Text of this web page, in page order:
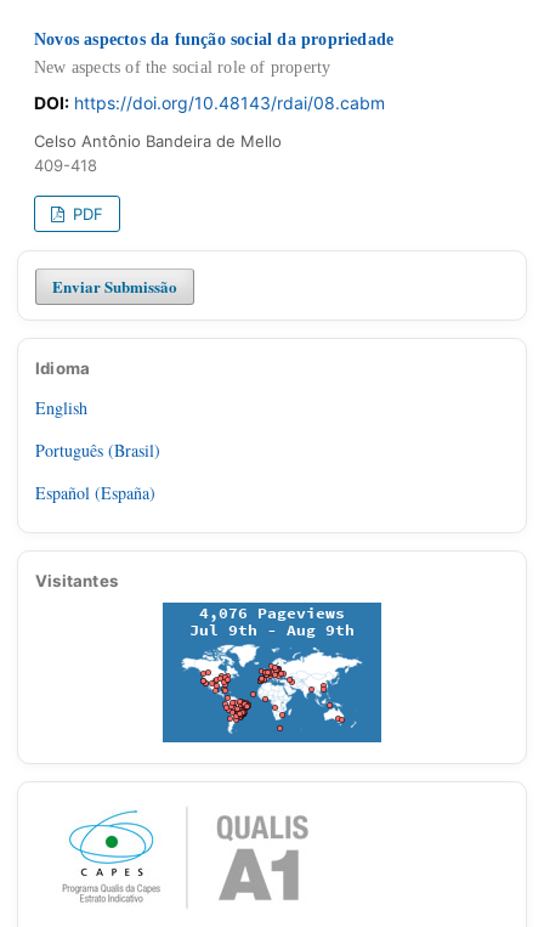
Novos aspectos da função social da propriedade
New aspects of the social role of property
DOI: https://doi.org/10.48143/rdai/08.cabm
Celso Antônio Bandeira de Mello
409-418
PDF
Enviar Submissão
Idioma
English
Português (Brasil)
Español (España)
Visitantes